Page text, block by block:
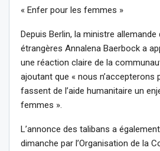
« Enfer pour les femmes »
Depuis Berlin, la ministre
étrangères Annalena Baerbock a
une réaction claire de la
ajoutant que « nous n’accepterons
fassent de l’aide humanitaire un
femmes ».
L’annonce des talibans a
dimanche par l’Organisation de la